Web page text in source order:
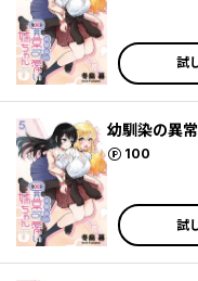
試
幼馴染の異
100
ポイント
試